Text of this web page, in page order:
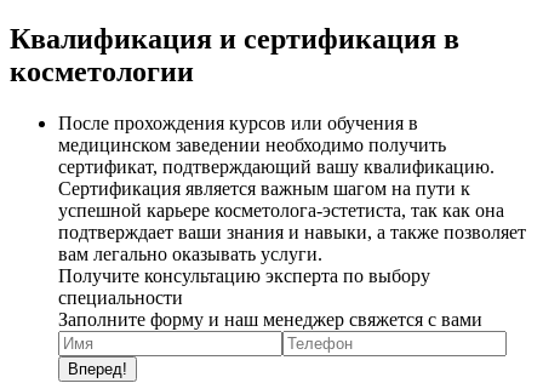
Квалификация и сертификация в
косметологии
После прохождения курсов или обучения в
медицинском заведении необходимо получить
сертификат, подтверждающий вашу квалификацию.
Сертификация является важным шагом на пути к
успешной карьере косметолога-эстетиста, так как она
подтверждает ваши знания и навыки, а также позволяет
вам легально оказывать услуги.
Получите консультацию эксперта по выбору
специальности
Заполните форму и наш менеджер свяжется с вами
Вперед!